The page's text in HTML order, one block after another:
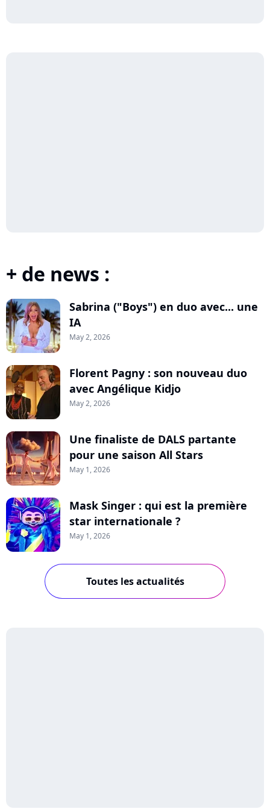
+ de news :
Sabrina ("Boys") en duo avec... une
IA
May 2, 2026
Florent Pagny : son nouveau duo
avec Angélique Kidjo
May 2, 2026
Une finaliste de DALS partante
pour une saison All Stars
May 1, 2026
Mask Singer : qui est la première
star internationale ?
May 1, 2026
Toutes les actualités